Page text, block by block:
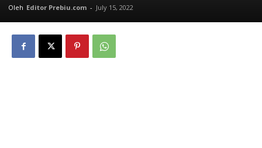
Oleh Editor Prebiu.com - July 15, 2022